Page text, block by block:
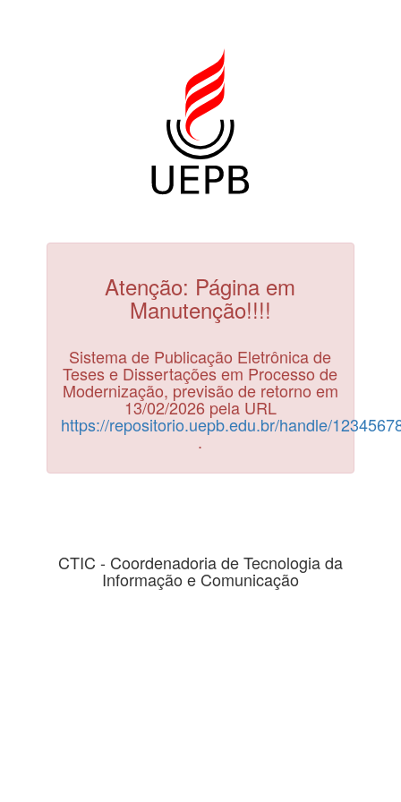
Atenção: Página em
Manutenção!!!!
Sistema de Publicação Eletrônica de
Teses e Dissertações em Processo de
Modernização, previsão de retorno em
13/02/2026 pela URL
https://repositorio.uepb.edu.br/handle/
.
CTIC - Coordenadoria de Tecnologia da
Informação e Comunicação